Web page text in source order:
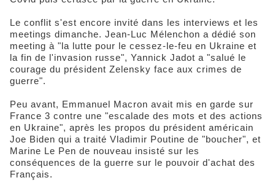
Le conflit s'est encore invité dans les interviews et les
meetings dimanche. Jean-Luc Mélenchon a dédié son
meeting à "la lutte pour le cessez-le-feu en Ukraine et
la fin de l'invasion russe", Yannick Jadot a "salué le
courage du président Zelensky face aux crimes de
guerre".
Peu avant, Emmanuel Macron avait mis en garde sur
France 3 contre une "escalade des mots et des actions
en Ukraine", après les propos du président américain
Joe Biden qui a traité Vladimir Poutine de "boucher", et
Marine Le Pen de nouveau insisté sur les
conséquences de la guerre sur le pouvoir d'achat des
Français.